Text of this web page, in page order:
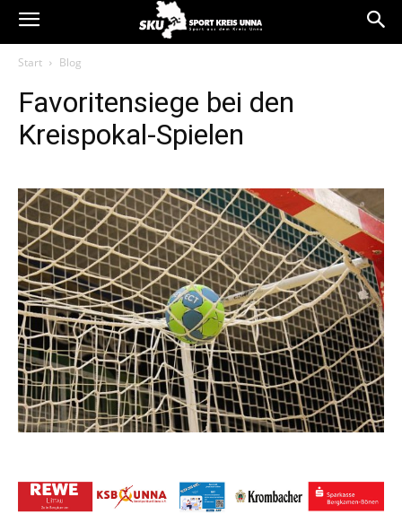
Start Blog
Favoritensiege bei den
Kreispokal-Spielen